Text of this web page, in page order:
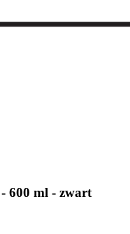
600 ml - zwart